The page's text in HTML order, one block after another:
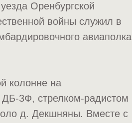
Оренбургской
войны служил в
авиаполка
колонне на
3Ф, стрелком-радистом
д. Декшняны. Вместе с